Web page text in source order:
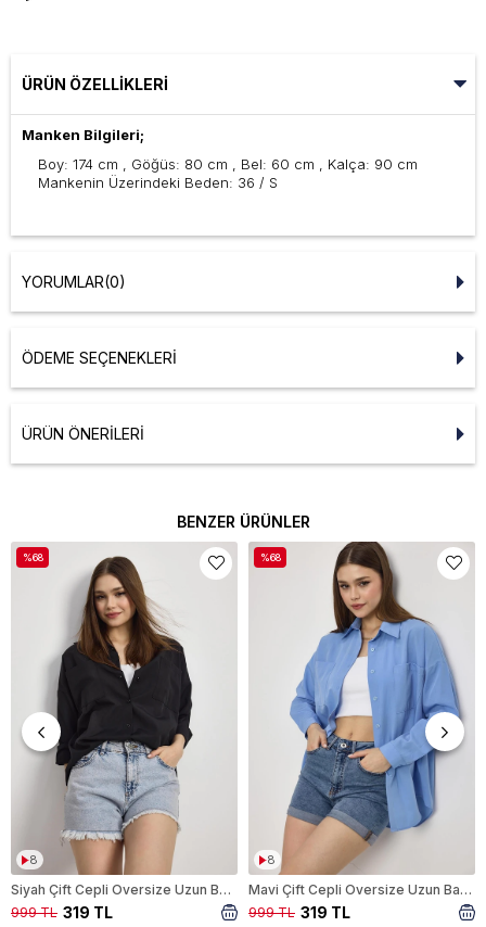
ÜRÜN ÖZELLIKLERI
Manken Bilgileri;
Boy: 174 cm , Göğüs: 80 cm , Bel: 60 cm , Kalça: 90 cm
Mankenin Üzerindeki Beden: 36 / S
YORUMLAR(0)
ÖDEME SEÇENEKLERI
ÜRÜN ÖNERILERI
BENZER ÜRÜNLER
8
Siyah Çift Cepli Oversize Uzun Basic Gömlek TCR 6256A
319 TL
999 TL
%68
8
Mavi Çift Cepli Oversize Uzun Basic Gömlek TCR 6256A
319 TL
999 TL
%68